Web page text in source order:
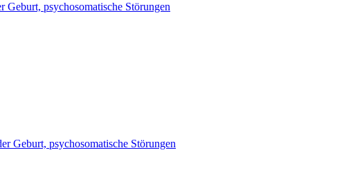
Geburt, psychosomatische Störungen
Geburt, psychosomatische Störungen